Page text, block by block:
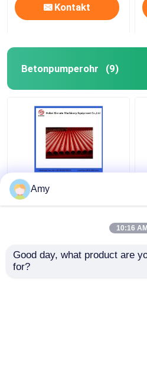
Kontakt
Betonpumperohr (9)
Amy
10:16 AM
Good day, what product are
for?